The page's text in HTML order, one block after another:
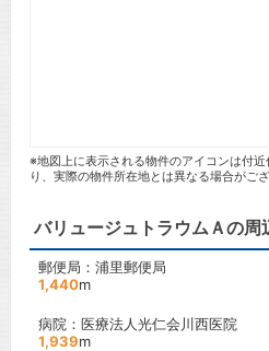
※地図上に表示される物件のアイコンは付
り、実際の物件所在地とは異なる場合がござ
バリュージュトラウムＡの周
郵便局：浦里郵便局
1,440m
病院：医療法人光仁会川西医院
1,939m